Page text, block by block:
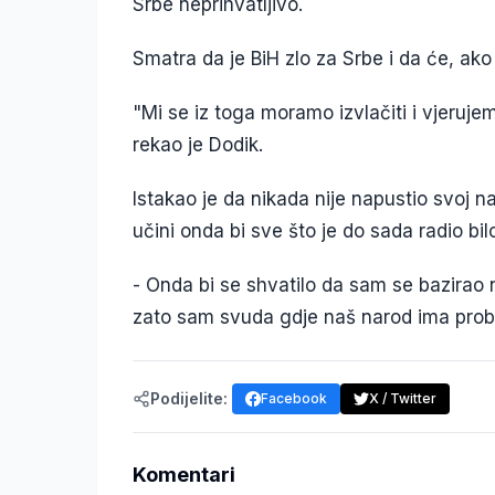
Smatra da je BiH zlo za Srbe i da će,
"Mi se iz toga moramo izvlačiti i
rekao je Dodik.
Istakao je da nikada nije napustio svoj
učini onda bi sve što je do sada radio
- Onda bi se shvatilo da sam se
zato sam svuda gdje naš narod ima
Podijelite: Facebook X / Twitter
Komentari